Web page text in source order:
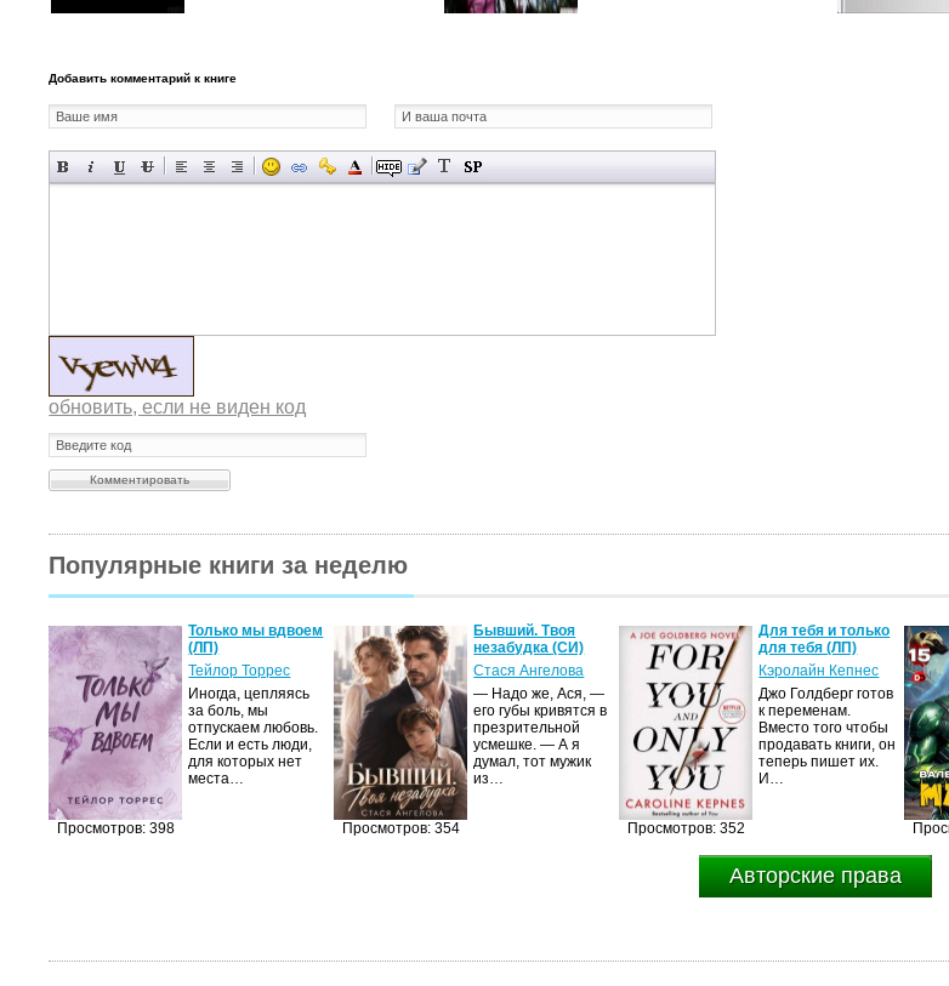
Добавить комментарий к книге
обновить, если не виден код
Популярные книги за неделю
Просмотров: 398
Только мы вдвоем
(ЛП)
Тейлор Торрес
Иногда, цепляясь
за боль, мы
отпускаем любовь.
Если и есть люди,
для которых нет
места…
Просмотров: 354
Бывший. Твоя
незабудка (СИ)
Стася Ангелова
— Надо же, Ася, —
его губы кривятся в
презрительной
усмешке. — А я
думал, тот мужик
из…
Просмотров: 352
Для тебя и только
для тебя (ЛП)
Кэролайн Кепнес
Джо Голдберг готов
к переменам.
Вместо того чтобы
продавать книги, он
теперь пишет их.
И…
Авторские права